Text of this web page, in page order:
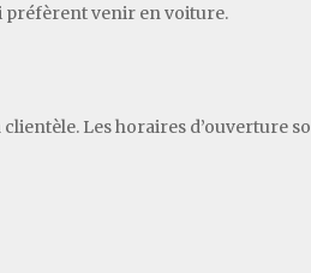
préfèrent venir en voiture.
Les horaires d’ouverture